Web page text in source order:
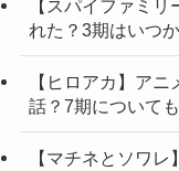
【スパイファミ
れた？3期はいつ
【ヒロアカ】ア
話？7期について
【マチネとソワ